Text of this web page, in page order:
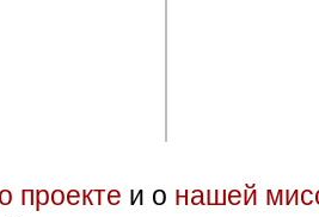
о проекте и о нашей